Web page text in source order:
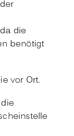
die
benötigt
vor Ort.